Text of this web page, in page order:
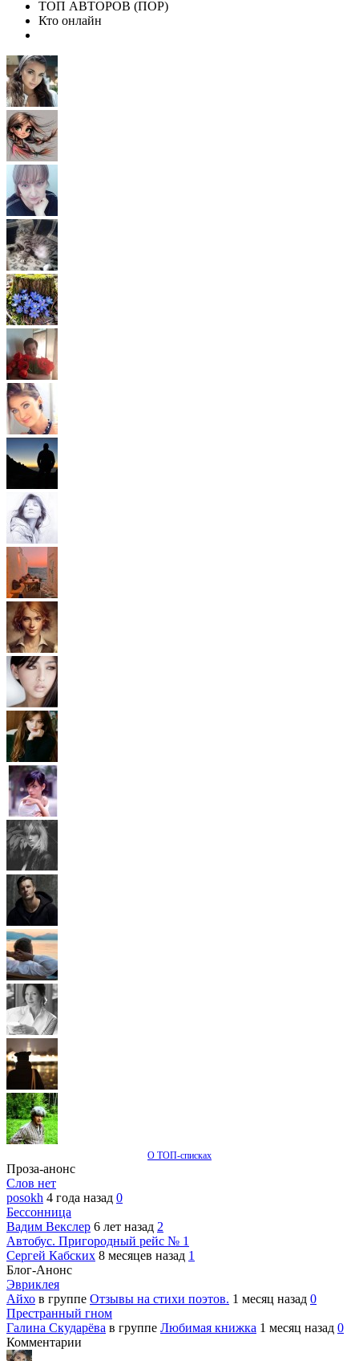
ТОП АВТОРОВ (ПОР)
Кто онлайн
О ТОП-списках
Проза-анонс
Слов нет
posokh 4 года назад 0
Бессонница
Вадим Векслер 6 лет назад 2
Автобус. Пригородный рейс № 1
Сергей Кабских 8 месяцев назад 1
Блог-Анонс
Эвриклея
Айхо в группе Отзывы на стихи поэтов. 1 месяц назад 0
Престранный гном
Галина Скударёва в группе Любимая книжка 1 месяц назад 0
Комментарии